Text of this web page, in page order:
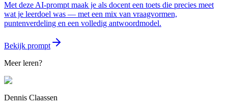
Met deze AI-prompt maak je als docent een toets die precies meet
wat je leerdoel was — met een mix van vraagvormen,
puntenverdeling en een volledig antwoordmodel.
Bekijk prompt
Meer leren?
Dennis Claassen